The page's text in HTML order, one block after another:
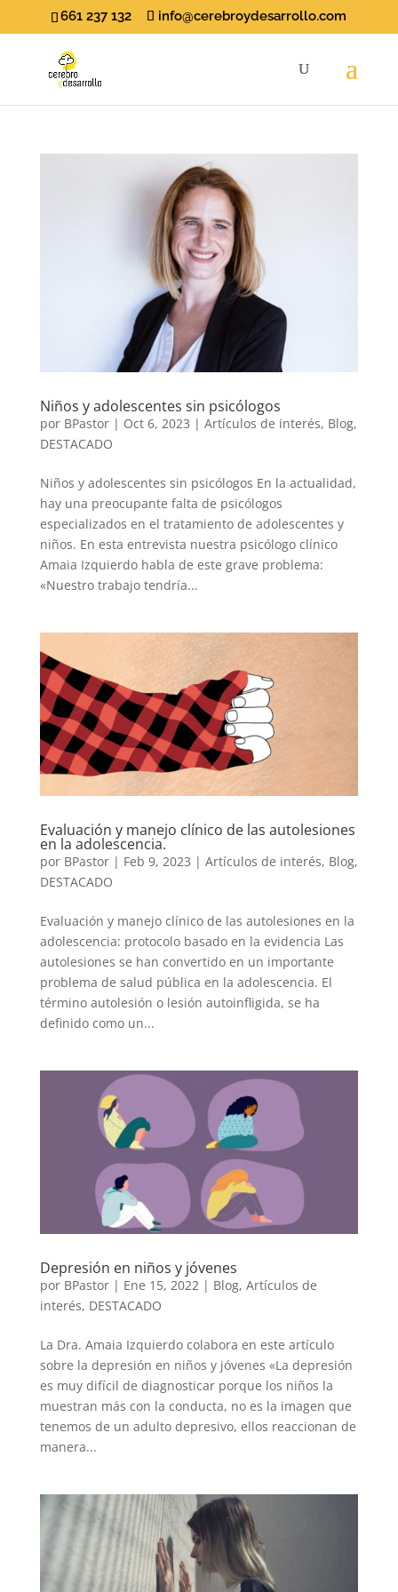
661 237 132 info@cerebroydesarrollo.com
Niños y adolescentes sin psicólogos
por BPastor| Oct 6, 2023 | Artículos de interés, Blog,
DESTACADO
Niños y adolescentes sin psicólogos En la actualidad,
hay una preocupante falta de psicólogos
especializados en el tratamiento de adolescentes y
niños. En esta entrevista nuestra psicólogo clínico
Amaia Izquierdo habla de este grave problema:
«Nuestro trabajo tendría...
Evaluación y manejo clínico de las autolesiones
en la adolescencia.
por BPastor| Feb 9, 2023 | Artículos de interés, Blog,
DESTACADO
Evaluación y manejo clínico de las autolesiones en la
adolescencia: protocolo basado en la evidencia Las
autolesiones se han convertido en un importante
problema de salud pública en la adolescencia. El
término autolesión o lesión autoinfligida, se ha
definido como un...
Depresión en niños y jóvenes
por BPastor| Ene 15, 2022 | Blog, Artículos de
interés, DESTACADO
La Dra. Amaia Izquierdo colabora en este artículo
sobre la depresión en niños y jóvenes «La depresión
es muy difícil de diagnosticar porque los niños la
muestran más con la conducta, no es la imagen que
tenemos de un adulto depresivo, ellos reaccionan de
manera...